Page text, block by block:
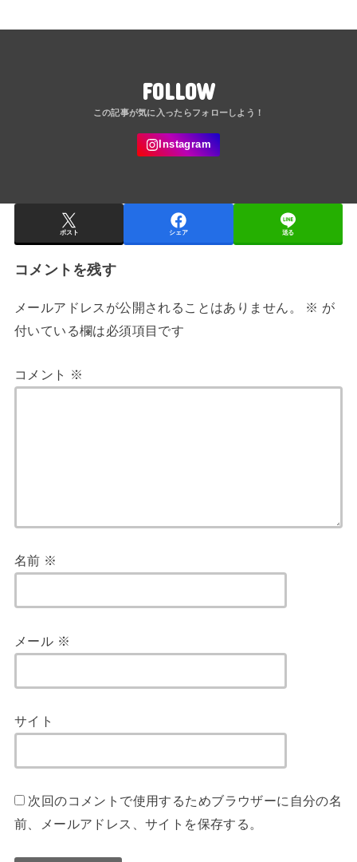
FOLLOW
ポスト シェア 送る
コメントを残す
メールアドレスが公開されることはありません。 ※ が
付いている欄は必須項目です
コメント ※
名前 ※
メール ※
サイト
次回のコメントで使用するためブラウザーに自分の名
前、メールアドレス、サイトを保存する。